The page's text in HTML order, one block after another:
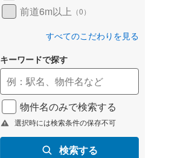
前道6m以上 （0）
すべてのこだわりを見る
キーワードで探す
物件名のみで検索する
選択時には検索条件の保存不可
検索する